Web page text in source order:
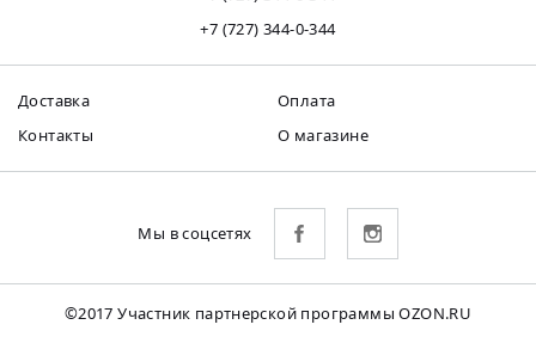
+7 (727) 344-0-344
Доставка
Оплата
Контакты
О магазине
Мы в соцсетях
©2017 Участник партнерской программы OZON.RU